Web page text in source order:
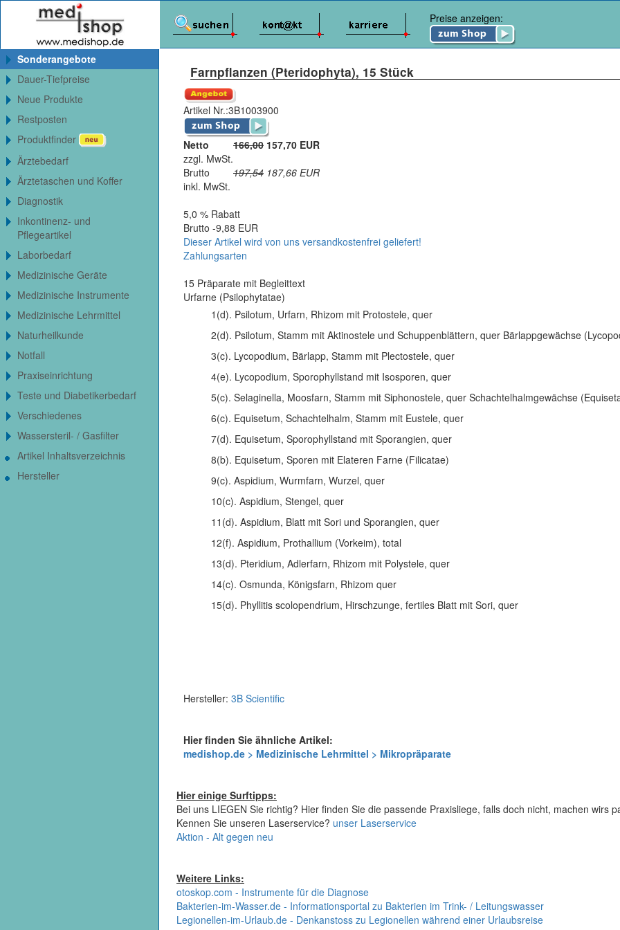
Preise anzeigen:
Farnpflanzen (Pteridophyta), 15 Stück
Artikel Nr.:3B1003900
Netto 166,00 157,70 EUR
zzgl. MwSt.
Brutto
197,54 187,66 EUR
inkl. MwSt.
5,0 % Rabatt
Brutto -9,88 EUR
Dieser Artikel wird von uns versandkostenfrei geliefert!
Zahlungsarten
15 Präparate mit Begleittext
Urfarne (Psilophytatae)
1(d). Psilotum, Urfarn, Rhizom mit Protostele, quer
2(d). Psilotum, Stamm mit Aktinostele und Schuppenblättern, quer Bärlappgewächse
3(c). Lycopodium, Bärlapp, Stamm mit Plectostele, quer
4(e). Lycopodium, Sporophyllstand mit Isosporen, quer
5(c). Selaginella, Moosfarn, Stamm mit Siphonostele, quer Schachtelhalmgewächse
6(c). Equisetum, Schachtelhalm, Stamm mit Eustele, quer
7(d). Equisetum, Sporophyllstand mit Sporangien, quer
8(b). Equisetum, Sporen mit Elateren Farne (Filicatae)
9(c). Aspidium, Wurmfarn, Wurzel, quer
10(c). Aspidium, Stengel, quer
11(d). Aspidium, Blatt mit Sori und Sporangien, quer
12(f). Aspidium, Prothallium (Vorkeim), total
13(d). Pteridium, Adlerfarn, Rhizom mit Polystele, quer
14(c). Osmunda, Königsfarn, Rhizom quer
15(d). Phyllitis scolopendrium, Hirschzunge, fertiles Blatt mit Sori, quer
Hersteller: 3B Scientific
Hier finden Sie ähnliche Artikel:
medishop.de > Medizinische Lehrmittel > Mikropräparate
Hier einige Surftipps:
Bei uns LIEGEN Sie richtig? Hier finden Sie die passende Praxisliege, falls doch nicht, machen wirs
Kennen Sie unseren Laserservice? unser Laserservice
Aktion - Alt gegen neu
Weitere Links:
otoskop.com - Instrumente für die Diagnose
Bakterien-im-Wasser.de - Informationsportal zu Bakterien im Trink- / Leitungswasser
Legionellen-im-Urlaub.de - Denkanstoss zu Legionellen während einer Urlaubsreise
Sonderangebote
Dauer-Tiefpreise
Neue Produkte
Restposten
Produktfinder
Ärztebedarf
Ärztetaschen und Koffer
Diagnostik
Inkontinenz- und
Pflegeartikel
Laborbedarf
Medizinische Geräte
Medizinische Instrumente
Medizinische Lehrmittel
Naturheilkunde
Notfall
Praxiseinrichtung
Teste und Diabetikerbedarf
Verschiedenes
Wassersteril- / Gasfilter
Artikel Inhaltsverzeichnis
Hersteller